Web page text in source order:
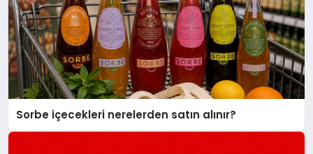
Sorbe içecekleri nerelerden satın alınır?